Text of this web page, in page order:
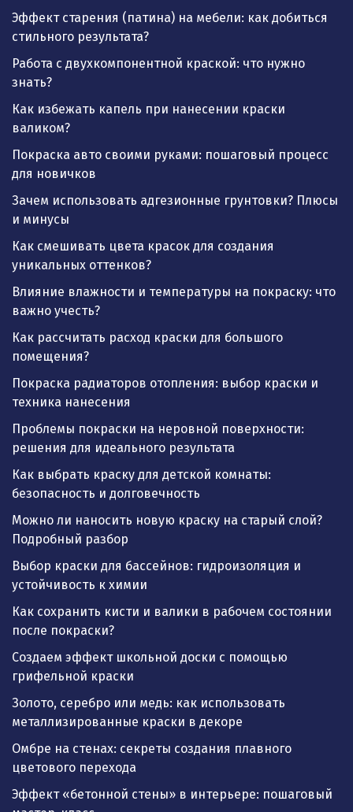
Эффект старения (патина) на мебели: как добиться
стильного результата?
Работа с двухкомпонентной краской: что нужно
знать?
Как избежать капель при нанесении краски
валиком?
Покраска авто своими руками: пошаговый процесс
для новичков
Зачем использовать адгезионные грунтовки? Плюсы
и минусы
Как смешивать цвета красок для создания
уникальных оттенков?
Влияние влажности и температуры на покраску: что
важно учесть?
Как рассчитать расход краски для большого
помещения?
Покраска радиаторов отопления: выбор краски и
техника нанесения
Проблемы покраски на неровной поверхности:
решения для идеального результата
Как выбрать краску для детской комнаты:
безопасность и долговечность
Можно ли наносить новую краску на старый слой?
Подробный разбор
Выбор краски для бассейнов: гидроизоляция и
устойчивость к химии
Как сохранить кисти и валики в рабочем состоянии
после покраски?
Создаем эффект школьной доски с помощью
грифельной краски
Золото, серебро или медь: как использовать
металлизированные краски в декоре
Омбре на стенах: секреты создания плавного
цветового перехода
Эффект «бетонной стены» в интерьере: пошаговый